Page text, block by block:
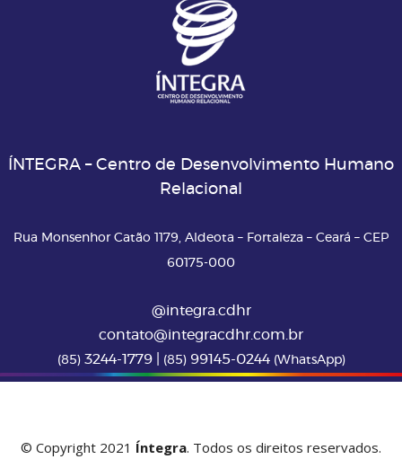
ÍNTEGRA – Centro de Desenvolvimento Humano
Relacional
Rua Monsenhor Catão 1179, Aldeota – Fortaleza – Ceará – CEP
60175-000
@integra.cdhr
contato@integracdhr.com.br
(85)3244-1779 | (85)99145-0244 (WhatsApp)
© Copyright 2021 Íntegra. Todos os direitos reservados.